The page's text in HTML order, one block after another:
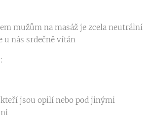
mužům na masáž je zcela neutrální
u nás srdečně vítán
jsou opilí nebo pod jinými